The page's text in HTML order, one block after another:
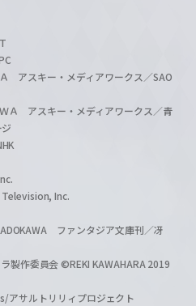
アスキー・メディアワークス／SAO
Ａ アスキー・メディアワークス／青
Inc.
ファンタジア文庫刊／冴
製作委員会 ©REKI KAWAHARA 2019
アサルトリリィプロジェクト